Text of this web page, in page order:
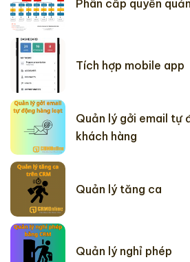
Phân cấp quyền
Tích hợp mobile app
Quản lý gởi email tự
khách hàng
Quản lý tăng ca
Quản lý nghỉ phép